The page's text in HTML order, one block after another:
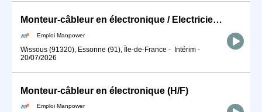
Monteur-câbleur en électronique / Electricien / Electronicien / DRONE (H/F)
Emploi Manpower
Wissous (91320), Essonne (91), Île-de-France - Intérim -
20/07/2026
Monteur-câbleur en électronique (H/F)
Emploi Manpower